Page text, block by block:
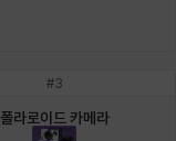
재키
#3
폴라로이드 카메라